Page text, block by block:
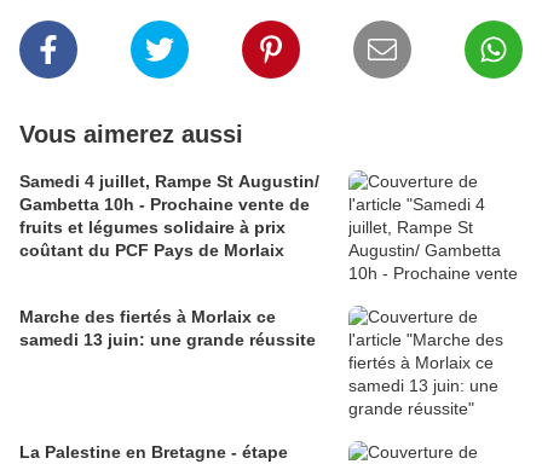
Vous aimerez aussi
Samedi 4 juillet, Rampe St Augustin/
Gambetta 10h - Prochaine vente de
fruits et légumes solidaire à prix
coûtant du PCF Pays de Morlaix
Marche des fiertés à Morlaix ce
samedi 13 juin: une grande réussite
La Palestine en Bretagne - étape